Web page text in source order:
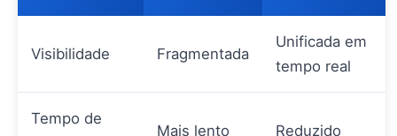
Visibilidade Fragmentada
Unificada em
tempo real
Tempo de
Mais lento Reduzido